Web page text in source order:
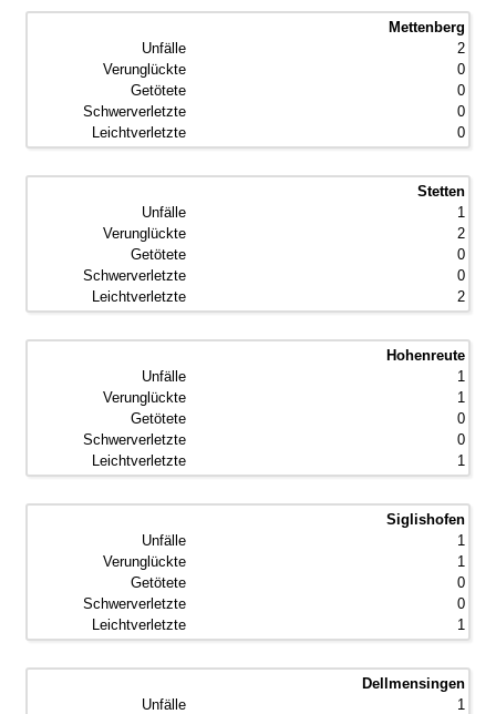
Mettenberg
2
0
0
0
0
Stetten
1
2
0
0
2
Hohenreute
1
1
0
0
1
Siglishofen
1
1
0
0
1
Dellmensingen
1